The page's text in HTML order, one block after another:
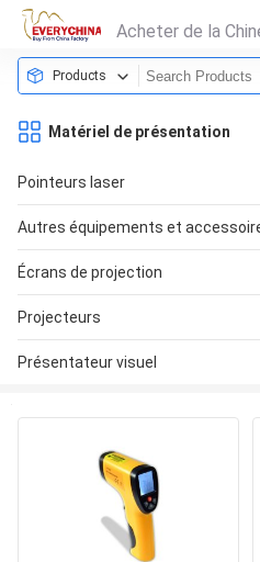
Acheter de la
Products
Matériel de présentation
Pointeurs laser
Autres équipements et
Écrans de projection
Projecteurs
Présentateur visuel